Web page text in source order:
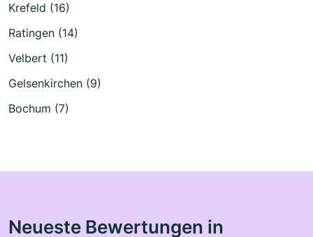
Krefeld (16)
Ratingen (14)
Velbert (11)
Gelsenkirchen (9)
Bochum (7)
Neueste Bewertungen in